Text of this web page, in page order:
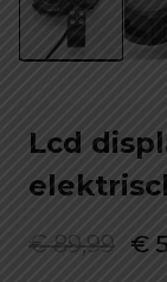
Lcd
€89,99 €